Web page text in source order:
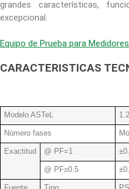
grandes características,
excepcional.
Equipo de Prueba para Medidores
CARACTERISTICAS
Modelo ASTeL
Número fases
Exactitud @ PF=1
@ PF≥0.5